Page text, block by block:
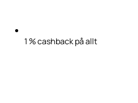
1 % cashback på allt